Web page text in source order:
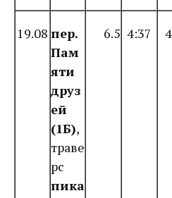
19.08 пер.
Пам
яти
друз
ей
(1Б),
траве
рс
пика
6.5 4:37